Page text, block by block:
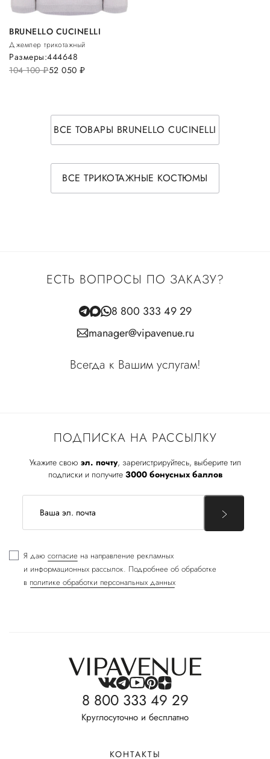
BRUNELLO CUCINELLI
Джемпер трикотажный
104 100руб.52 050 руб.
Размеры:444648
ВСЕ ТОВАРЫ BRUNELLO CUCINELLI
ВСЕ ТРИКОТАЖНЫЕ КОСТЮМЫ
ПОДПИСКА НА РАССЫЛКУ
Укажите свою эл. почту, зарегистрируйтесь, выберите тип
подписки и получите 3000 бонусных баллов
Я даю согласие на направление рекламных
и информационных рассылок. Подробнее об обработке
в политике обработки персональных данных
ЕСТЬ ВОПРОСЫ ПО ЗАКАЗУ?
8 800 333 49 29
manager@vipavenue.ru
Всегда к Вашим услугам!
8 800 333 49 29
Круглосуточно и бесплатно
КОНТАКТЫ